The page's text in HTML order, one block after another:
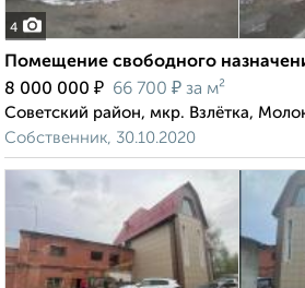
4
Помещение свободного
8 000 000 ₽ 66 700 ₽ за м²
Советский район, мкр. Взлётка,
Собственник, 30.10.2020